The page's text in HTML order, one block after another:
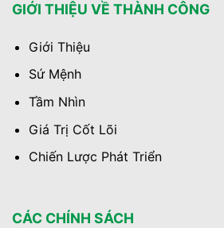
GIỚI THIỆU VỀ THÀNH CÔNG
Giới Thiệu
Sứ Mệnh
Tầm Nhìn
Giá Trị Cốt Lõi
Chiến Lược Phát Triển
CÁC CHÍNH SÁCH